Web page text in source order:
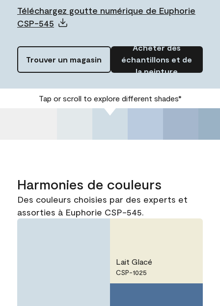
Téléchargez goutte numérique de Euphorie
CSP-545
Trouver un magasin
Acheter des
échantillons et de
la peinture
Tap or scroll to explore different shades*
Harmonies de couleurs
Des couleurs choisies par des experts et
assorties à Euphorie CSP-545.
Lait Glacé
CSP-1025